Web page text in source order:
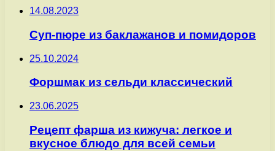
14.08.2023
Суп-пюре из баклажанов и помидоров
25.10.2024
Форшмак из сельди классический
23.06.2025
Рецепт фарша из кижуча: легкое и
вкусное блюдо для всей семьи